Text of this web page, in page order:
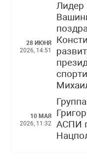
28 ИЮНЯ
2026, 14:51
Лидер
10 МАЯ
2026, 11:32
АСПИ